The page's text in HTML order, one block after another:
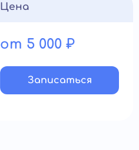
Цена
от 5 000 ₽
Записатьcя